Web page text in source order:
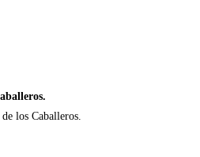
los Caballeros.